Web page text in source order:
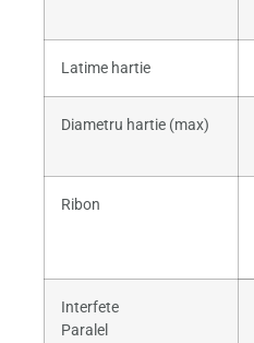
Latime hartie
Diametru hartie (max)
Ribon
Interfete
Paralel